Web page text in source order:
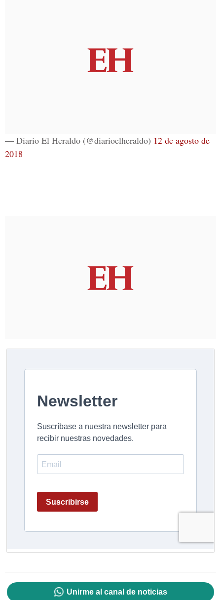
— Diario El Heraldo (@diarioelheraldo) 12 de agosto de
2018
Unirme al canal de noticias